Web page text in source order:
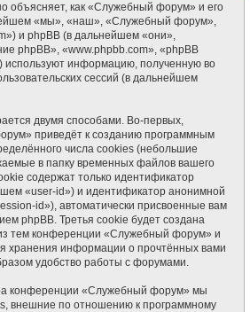
объясняет, как «Служебный форум» и его
«мы», «наш», «Служебный форум»,
и phpBB (в дальнейшем «они»,
phpBB», «www.phpbb.com», «phpBB
используют информацию, полученную во
сессий (в дальнейшем
двумя способами. Во-первых,
приведёт к созданию программным
числа cookies (небольшие
в папку временных файлов вашего
содержат только идентификатор
«user-id») и идентификатор анонимной
id»), автоматически присвоенные вам
phpBB. Третья cookie будет создана
тем конференции «Служебный форум» и
хранения информации о прочтённых вами
удобство работы с форумами.
конференции «Служебный форум» мы
внешние по отношению к программному